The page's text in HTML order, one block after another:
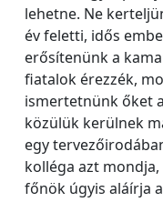
lehetne. Ne
év feletti, idős
erősítenünk a
fiatalok érezzék,
ismertetnünk őket
közülük kerülnek
egy
kolléga azt
főnök úgyis aláírja